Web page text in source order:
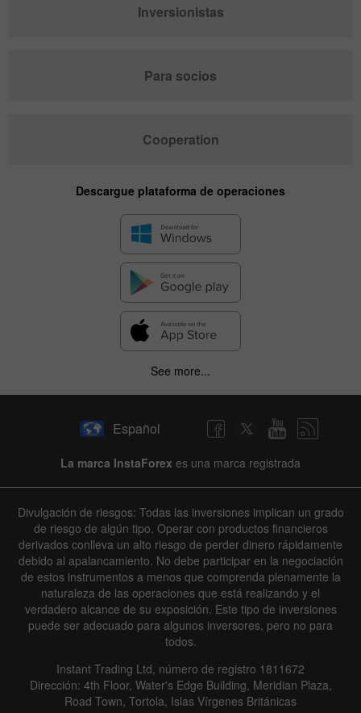
Inversionistas
Para socios
Cooperation
Descargue plataforma de operaciones
See more...
Español
La marca InstaForex es una marca registrada
Divulgación de riesgos: Todas las inversiones implican un grado
de riesgo de algún tipo. Operar con productos financieros
derivados conlleva un alto riesgo de perder dinero rápidamente
debido al apalancamiento. No debe participar en la negociación
de estos instrumentos a menos que comprenda plenamente la
naturaleza de las operaciones que está realizando y el
verdadero alcance de su exposición. Este tipo de inversiones
puede ser adecuado para algunos inversores, pero no para
todos.
Instant Trading Ltd, número de registro 1811672
Dirección: 4th Floor, Water's Edge Building, Meridian Plaza,
Road Town, Tortola, Islas Vírgenes Británicas